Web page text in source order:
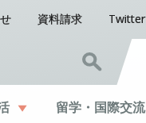
資料請求 Twitter
留学・ 国際交流